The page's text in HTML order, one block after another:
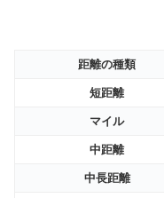
距離の種類
短距離
マイル
中距離
中長距離